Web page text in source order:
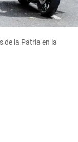
de la Patria en la